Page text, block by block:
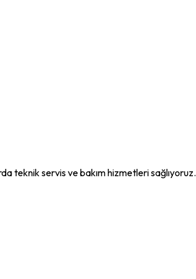
teknik servis ve bakım hizmetleri sağlıyoruz.